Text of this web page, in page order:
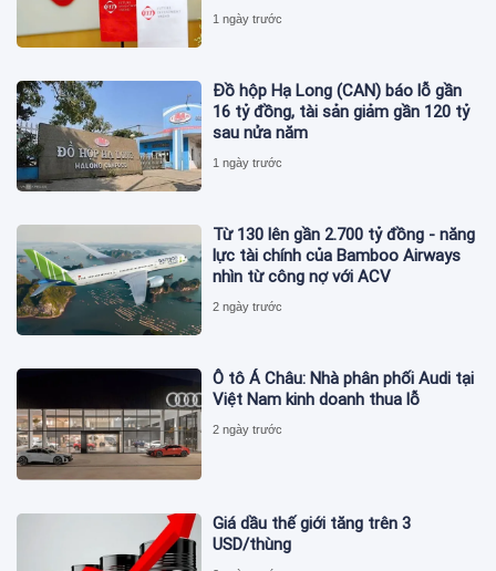
1 ngày trước
Đồ hộp Hạ Long (CAN) báo lỗ gần
16 tỷ đồng, tài sản giảm gần 120 tỷ
sau nửa năm
1 ngày trước
Từ 130 lên gần 2.700 tỷ đồng - năng
lực tài chính của Bamboo Airways
nhìn từ công nợ với ACV
2 ngày trước
Ô tô Á Châu: Nhà phân phối Audi tại
Việt Nam kinh doanh thua lỗ
2 ngày trước
Giá dầu thế giới tăng trên 3
USD/thùng